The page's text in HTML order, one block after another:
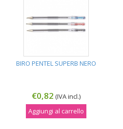
BIRO PENTEL SUPERB NERO
€0,82 (IVA incl.)
Aggiungi al carrello